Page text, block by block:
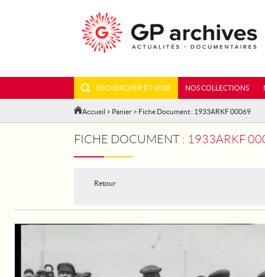
RECHERCHER ET VOIR NOS COLLECTIONS
Accueil > Panier > Fiche Document : 1933ARKF 00069
FICHE DOCUMENT : 1933ARKF
Retour